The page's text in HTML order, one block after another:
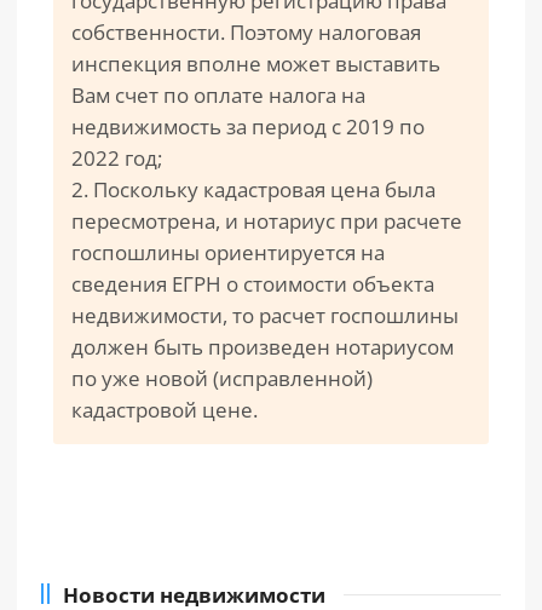
собственности. Поэтому налоговая
инспекция вполне может выставить
Вам счет по оплате налога на
недвижимость за период с 2019 по
2022 год;
2. Поскольку кадастровая цена была
пересмотрена, и нотариус при расчете
госпошлины ориентируется на
сведения ЕГРН о стоимости объекта
недвижимости, то расчет госпошлины
должен быть произведен нотариусом
по уже новой (исправленной)
кадастровой цене.
Новости недвижимости